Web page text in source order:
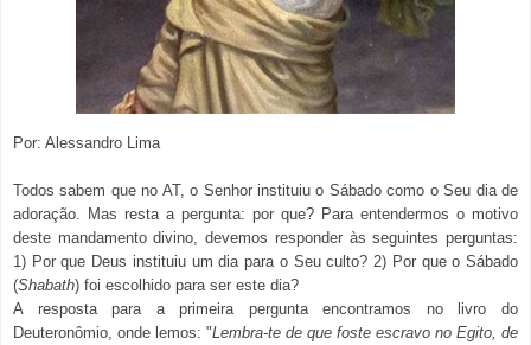
Por: Alessandro Lima
Todos sabem que no AT, o Senhor instituiu o Sábado como o Seu dia de
adoração. Mas resta a pergunta: por que? Para entendermos o motivo
deste mandamento divino, devemos responder às seguintes perguntas:
1) Por que Deus instituiu um dia para o Seu culto? 2) Por que o Sábado
(Shabath) foi escolhido para ser este dia?
A resposta para a primeira pergunta encontramos no livro do
Deuteronômio, onde lemos: "Lembra-te de que foste escravo no Egito, de